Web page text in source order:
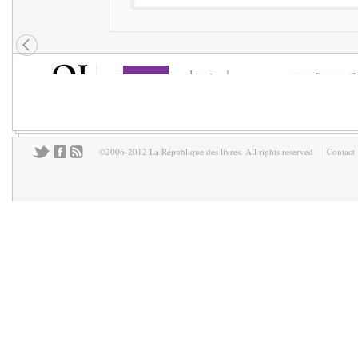
©2006-2012 La République des livres. All rights reserved Contact